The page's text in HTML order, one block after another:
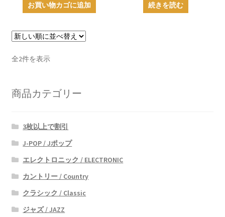
お買い物カゴに追加 続きを読む
全2件を表示新
順
商品カテゴリー
3枚以上で割引
J-POP / Jポップ
エレクトロニック / ELECTRONIC
カントリー / Country
クラシック / Classic
ジャズ / JAZZ